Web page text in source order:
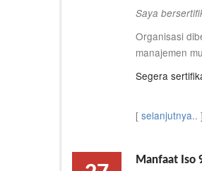
Saya
Organisasi
manajemen
Segera
[ selanjutnya.. ]
Manfaat Iso